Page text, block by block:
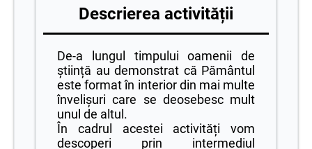
Descrierea activității
De-a lungul timpului oamenii de
știință au demonstrat că Pământul
este format în interior din mai multe
învelișuri care se deosebesc mult
unul de altul.
În cadrul acestei activități vom
descoperi prin intermediul